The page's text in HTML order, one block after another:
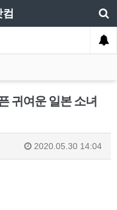
귀여운 일본 소녀
2020.05.30 14:04